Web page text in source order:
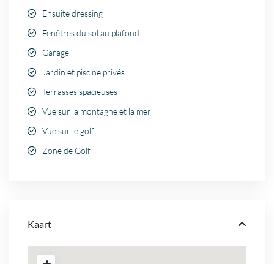
Ensuite dressing
Fenêtres du sol au plafond
Garage
Jardin et piscine privés
Terrasses spacieuses
Vue sur la montagne et la mer
Vue sur le golf
Zone de Golf
Kaart